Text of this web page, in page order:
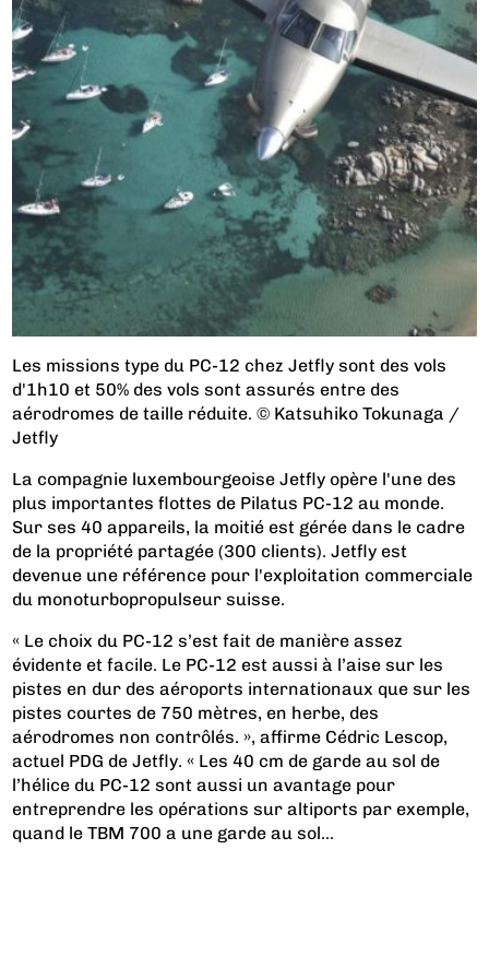
Les missions type du PC-12 chez Jetfly sont des vols
d'1h10 et 50% des vols sont assurés entre des
aérodromes de taille réduite. © Katsuhiko Tokunaga /
Jetfly
La compagnie luxembourgeoise Jetfly opère l'une des
plus importantes flottes de Pilatus PC-12 au monde.
Sur ses 40 appareils, la moitié est gérée dans le cadre
de la propriété partagée (300 clients). Jetfly est
devenue une référence pour l'exploitation commerciale
du monoturbopropulseur suisse.
« Le choix du PC-12 s’est fait de manière assez
évidente et facile. Le PC-12 est aussi à l’aise sur les
pistes en dur des aéroports internationaux que sur les
pistes courtes de 750 mètres, en herbe, des
aérodromes non contrôlés. », affirme Cédric Lescop,
actuel PDG de Jetfly. « Les 40 cm de garde au sol de
l’hélice du PC-12 sont aussi un avantage pour
entreprendre les opérations sur altiports par exemple,
quand le TBM 700 a une garde au sol...